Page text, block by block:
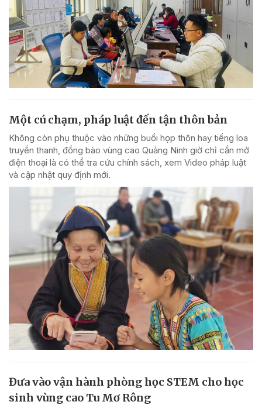
Một cú chạm, pháp luật đến tận thôn bản
Không còn phụ thuộc vào những buổi họp thôn hay tiếng loa
truyền thanh, đồng bào vùng cao Quảng Ninh giờ chỉ cần mở
điện thoại là có thể tra cứu chính sách, xem Video pháp luật
và cập nhật quy định mới.
Đưa vào vận hành phòng học STEM cho học
sinh vùng cao Tu Mơ Rông